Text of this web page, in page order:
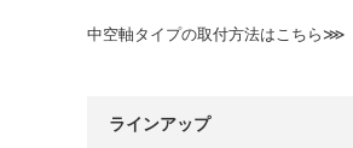
中空軸タイプの取付方法はこちら⋙
ラインアップ